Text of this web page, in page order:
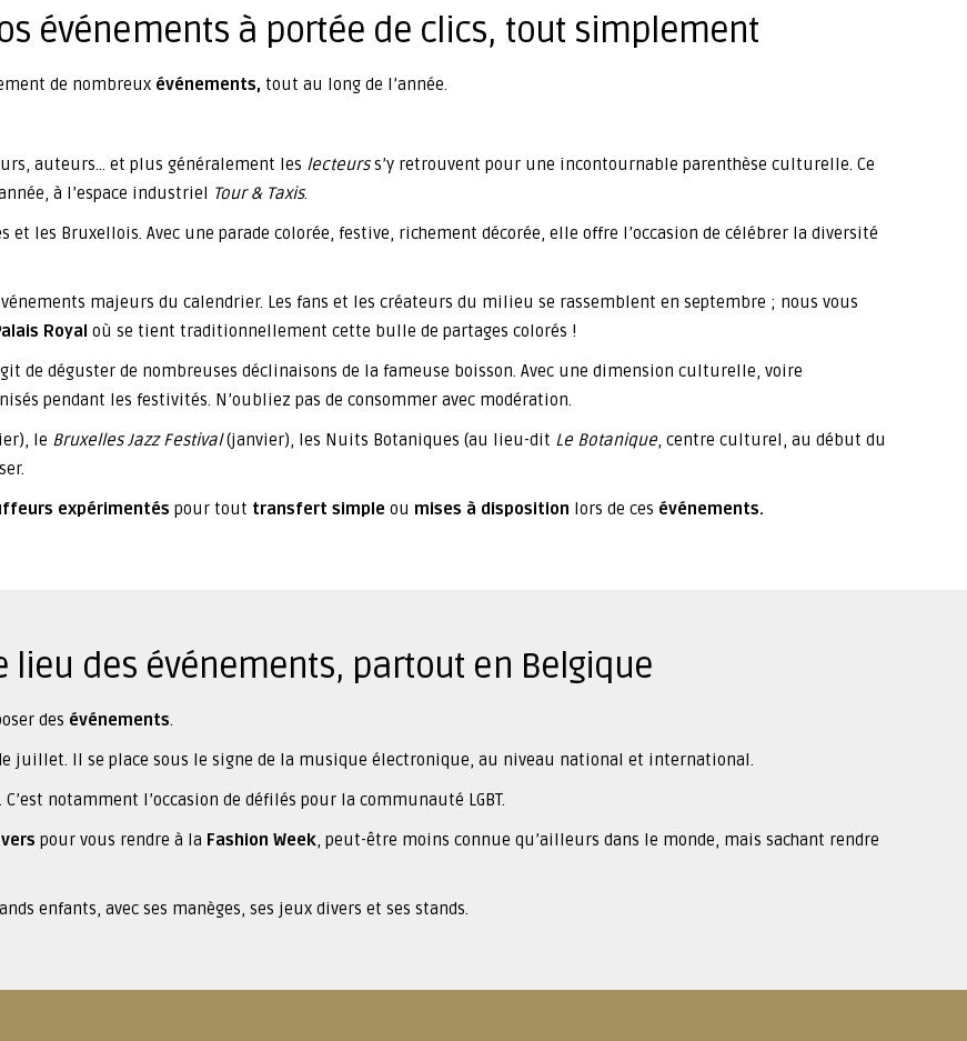
événements à portée de clics, tout simplement
de nombreux événements, tout au long de l’année.
auteurs… et plus généralement les lecteurss’y retrouvent pour une incontournable parenthèse culturelle. Ce
à l’espace industriel Tour & Taxis.
les Bruxellois. Avec une parade colorée, festive, richement décorée, elle offre l’occasion de célébrer la diversité
majeurs du calendrier. Les fans et les créateurs du milieu se rassemblent en septembre ; nous vous
Royal où se tient traditionnellement cette bulle de partages colorés !
de déguster de nombreuses déclinaisons de la fameuse boisson. Avec une dimension culturelle, voire
pendant les festivités. N’oubliez pas de consommer avec modération.
le Bruxelles Jazz Festival(janvier), les Nuits Botaniques (au lieu-dit Le Botanique, centre culturel, au début du
expérimentés pour tout transfert simple ou mises à disposition lors de ces événements.
lieu des événements, partout en Belgique
des événements.
juillet. Il se place sous le signe de la musique électronique, au niveau national et international.
C’est notamment l’occasion de défilés pour la communauté LGBT.
pour vous rendre à la Fashion Week, peut-être moins connue qu’ailleurs dans le monde, mais sachant rendre
enfants, avec ses manèges, ses jeux divers et ses stands.